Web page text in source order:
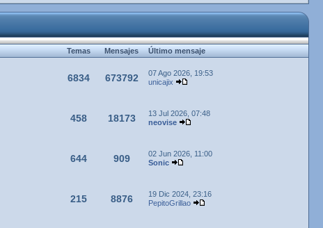
TemasMensajesÚltimo mensaje
6834 673792
07 Ago 2026, 19:53
unicajix
458 18173
13 Jul 2026, 07:48
neovise
644 909
02 Jun 2026, 11:00
Sonic
215 8876
19 Dic 2024, 23:16
PepitoGrillao